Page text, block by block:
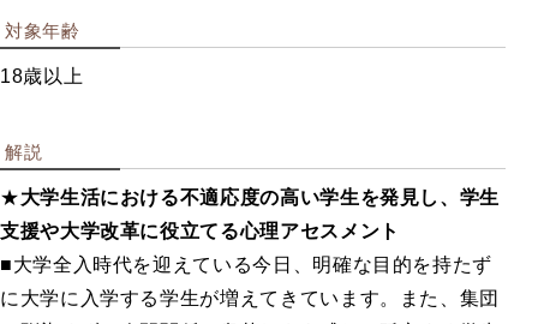
対象年齢
18歳以上
解説
★大学生活における不適応度の高い学生を発見し、学生
支援や大学改革に役立てる心理アセスメント
■大学全入時代を迎えている今日、明確な目的を持たず
に大学に入学する学生が増えてきています。また、集団
査
職業興味を調べる
創造性・知能を調べる